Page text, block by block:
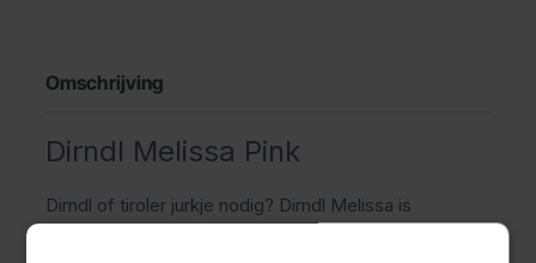
Omschrijving
Dirndl Melissa Pink
Dirndl of tiroler jurkje nodig? Dirndl Melissa is